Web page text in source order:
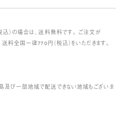
）の場合は、送料無料です。 ご注文が
料全国一律770円（税込）をいただきます。
及び一部地域で配送できない地域もございま